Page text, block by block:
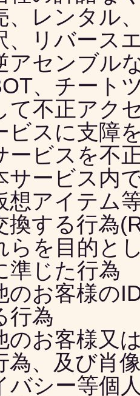
、レンタル
、リバース
アセンブル
、チート
て不正アク
ビスに支障
ービスを不
サービス内
想アイテム
換する行為
らを目的と
準じた行為
のお客様の
行為
のお客様又
為、及び肖
バシー等個